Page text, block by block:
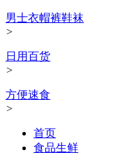
男士衣帽裤鞋袜
>
日用百货
>
方便速食
>
首页
食品生鲜